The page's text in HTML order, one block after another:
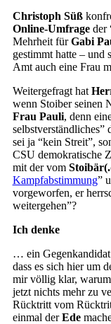
Christoph Süß
Online-Umfrageder
Mehrheit fürGabi
gestimmt hatte – und
Amt auch eine Frau
Weitergefragt hat
wenn Stoiber seinen
Frau Pauli, denn
sei ja “kein Streit”,
CSU demokratische
mit der vom
Kampfabstimmung”
vorgeworfen, er
weitergehen”?
Ich denke
… ein
dass es sich hier um
mir völlig klar,
jetzt nichts mehr zu
Rücktritt vom
einmal derEde